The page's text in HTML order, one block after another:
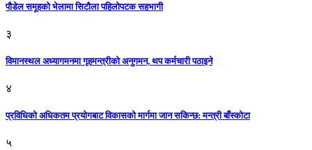
पौडेल समूहको भेलामा सिटौला पहिलोपटक सहभागी
३
विमानस्थल अध्यागमनमा गृहमन्त्रीको अनुगमन, थप कर्मचारी पठाइने
४
प्रविधिको अधिकतम प्रयोगबाट विकासको मार्गमा जान सकिन्छ: मन्त्री बाँस्कोटा
५